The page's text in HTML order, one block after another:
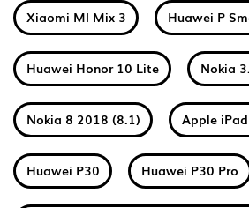
Xiaomi MI Mix 3 Huawei P
Huawei Honor 10 Lite Nokia
Nokia 8 2018 (8.1) Apple
Huawei P30 Huawei P30 Pro